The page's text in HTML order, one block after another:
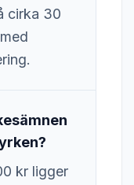
cirka 30
kr ligger